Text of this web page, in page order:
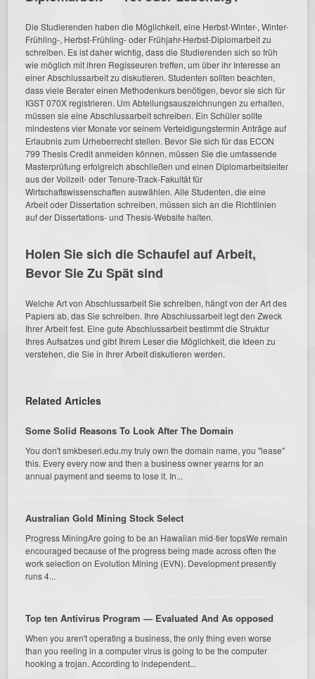
Die Studierenden haben die Möglichkeit, eine Herbst-Winter-, Winter-
Frühling-, Herbst-Frühling- oder Frühjahr-Herbst-Diplomarbeit zu
schreiben. Es ist daher wichtig, dass die Studierenden sich so früh
wie möglich mit ihren Regisseuren treffen, um über ihr Interesse an
einer Abschlussarbeit zu diskutieren. Studenten sollten beachten,
dass viele Berater einen Methodenkurs benötigen, bevor sie sich für
IGST 070X registrieren. Um Abteilungsauszeichnungen zu erhalten,
müssen sie eine Abschlussarbeit schreiben. Ein Schüler sollte
mindestens vier Monate vor seinem Verteidigungstermin Anträge auf
Erlaubnis zum Urheberrecht stellen. Bevor Sie sich für das ECON
799 Thesis Credit anmelden können, müssen Sie die umfassende
Masterprüfung erfolgreich abschließen und einen Diplomarbeitsleiter
aus der Vollzeit- oder Tenure-Track-Fakultät für
Wirtschaftswissenschaften auswählen. Alle Studenten, die eine
Arbeit oder Dissertation schreiben, müssen sich an die Richtlinien
auf der Dissertations- und Thesis-Website halten.
Holen Sie sich die Schaufel auf Arbeit,
Bevor Sie Zu Spät sind
Welche Art von Abschlussarbeit Sie schreiben, hängt von der Art des
Papiers ab, das Sie schreiben. Ihre Abschlussarbeit legt den Zweck
Ihrer Arbeit fest. Eine gute Abschlussarbeit bestimmt die Struktur
Ihres Aufsatzes und gibt Ihrem Leser die Möglichkeit, die Ideen zu
verstehen, die Sie in Ihrer Arbeit diskutieren werden.
Related Articles
Some Solid Reasons To Look After The Domain
You don't smkbeseri.edu.my truly own the domain name, you "lease"
this. Every every now and then a business owner yearns for an
annual payment and seems to lose it. In...
Australian Gold Mining Stock Select
Progress MiningAre going to be an Hawaiian mid-tier topsWe remain
encouraged because of the progress being made across often the
work selection on Evolution Mining (EVN). Development presently
runs 4...
Top ten Antivirus Program — Evaluated And As opposed
When you aren't operating a business, the only thing even worse
than you reeling in a computer virus is going to be the computer
hooking a trojan. According to independent...